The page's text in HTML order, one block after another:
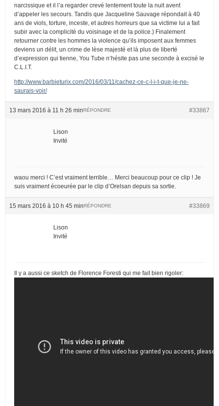
narcissique et il l’a regarder crevé lentement toute la nuit avent
d’appeler les secours. Tandis que Jacqueline Sauvage répondait à 40
ans de viols, torture, inceste, et autres horreurs que sa victime lui a fait
subir avec la complicité du voisinage et de la police.) Finalement
retourner contre les hommes la violence qu’ils imposent aux femmes
deviens un délit, un crime de lèse majesté et là plus de liberté
d’expression qui tienne, You Tube n’hésite pas une seconde à excisé le
C.L.I.T.
http://www.barbieturix.com/2016/03/11/cachez-ce-c-l-i-t-que-je-ne-
saurais-voir/
13 mars 2016 à 11 h 26 min #33867
RÉPONDRE
Lison
Invité
waou merci ! C’est vraiment terrible… Merci beaucoup pour ce clip ! Je
suis vraiment écoeurée par le clip d’Orelsan depuis sa sortie.
15 mars 2016 à 10 h 45 min #33869
RÉPONDRE
Lison
Invité
Il y a aussi ce sketch de Florence Foresti qui me fait bien rigoler: